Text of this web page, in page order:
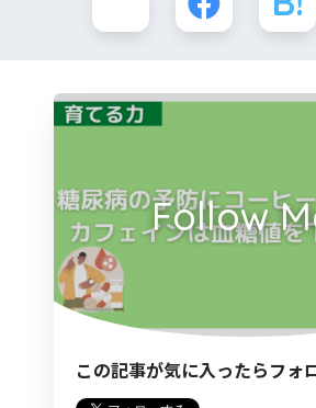
Follow
この記事が気に入ったらフォ